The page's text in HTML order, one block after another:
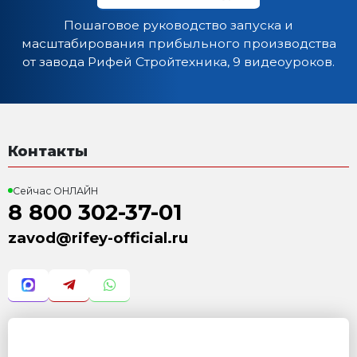
6. Конвейер ленточный КЛ-300-3,5 (L=3,5м)
7. Бетоносмеситель СГ-350 (V=350л)
8. Блок дозатор БД-350
Характеристика:
Размер формовочного поля: 1000х500 мм
Размер технологического поддона: 1150х600х40 мм
Высота формуемых изделий: 30...300 мм
Режим работы: механизированный